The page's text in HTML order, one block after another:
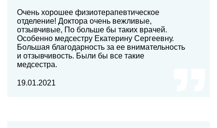
Очень хорошее физиотерапевтическое
отделение! Доктора очень вежливые,
отзывчивые, По больше бы таких врачей.
Особенно медсестру Екатерину Сергеевну.
Большая благодарность за ее внимательность
и отзывчивость. Были бы все такие
медсестра.
19.01.2021